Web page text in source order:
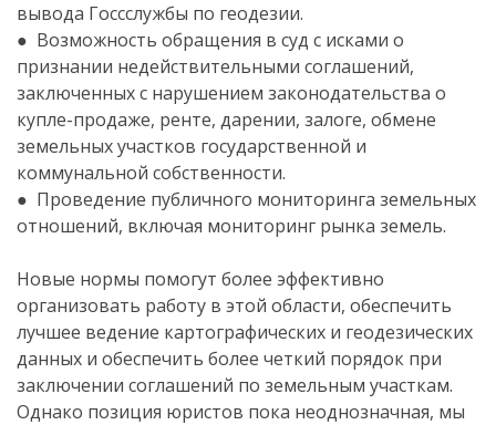
вывода Госсслужбы по геодезии.
● Возможность обращения в суд с исками о
признании недействительными соглашений,
заключенных с нарушением законодательства о
купле-продаже, ренте, дарении, залоге, обмене
земельных участков государственной и
коммунальной собственности.
● Проведение публичного мониторинга земельных
отношений, включая мониторинг рынка земель.
Новые нормы помогут более эффективно
организовать работу в этой области, обеспечить
лучшее ведение картографических и геодезических
данных и обеспечить более четкий порядок при
заключении соглашений по земельным участкам.
Однако позиция юристов пока неоднозначная, мы